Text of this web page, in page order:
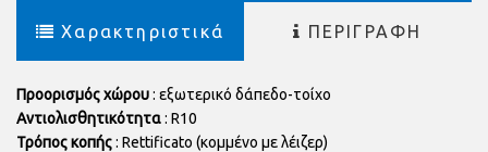
Χαρακτηριστικά ΠΕΡΙΓΡΑΦΗ
Προορισμός χώρου: εξωτερικό δάπεδο-τοίχο
Αντιολισθητικότητα: R10
Τρόπος κοπής: Rettificato (κομμένο με λέιζερ)